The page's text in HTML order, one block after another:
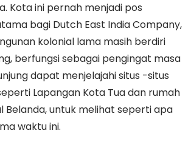
Kota ini pernah menjadi pos
bagi Dutch East India Company,
kolonial lama masih berdiri
berfungsi sebagai pengingat masa
dapat menjelajahi situs -situs
Lapangan Kota Tua dan rumah
Belanda, untuk melihat seperti apa
waktu ini.